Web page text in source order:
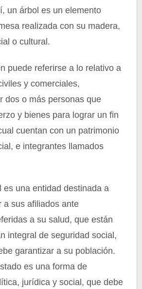
un árbol es un elemento
realizada con su madera,
o cultural.
puede referirse a lo relativo a
y comerciales,
dos o más personas que
y bienes para lograr un fin
cuentan con un patrimonio
e integrantes llamados
es una entidad destinada a
a sus afiliados ante
a su salud, que están
integral de seguridad social,
garantizar a su población.
es una forma de
jurídica y social, que debe